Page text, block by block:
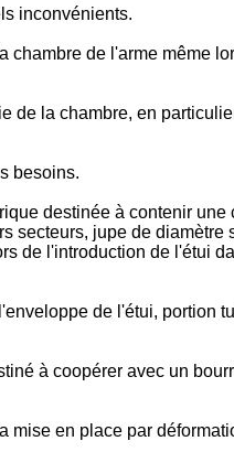
inconvénients.
de l'arme même
de la chambre, en
besoins.
destinée à contenir une
secteurs, jupe de diamètre
de l'introduction de l'étui
de l'étui, portion
à coopérer avec un
mise en place par